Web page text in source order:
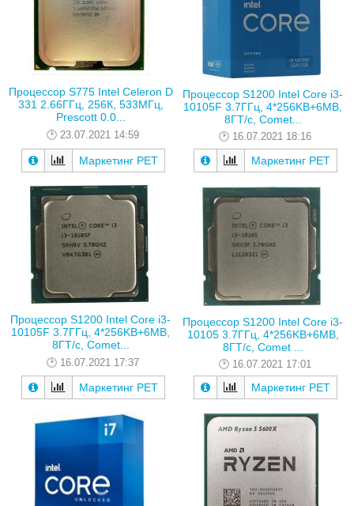
Процессор S775 Intel Celeron D
331 2.66ГГц, 256К, 533МГц,
Prescott 0.0...
23.07.2021 14:59
Маркетинг РЕТ
Процессор S1200 Intel Core i3-
10105F 3.7ГГц, 4*256KB+6MB,
8ГТ/с, Comet...
16.07.2021 18:16
Маркетинг РЕТ
Процессор S1200 Intel Core i3-
10105F 3.7ГГц, 4*256KB+6MB,
8ГТ/с, Comet...
16.07.2021 17:37
Маркетинг РЕТ
Процессор S1200 Intel Core i3-
10105 3.7ГГц, 4*256KB+6MB,
8ГТ/с, Comet ...
16.07.2021 17:01
Маркетинг РЕТ